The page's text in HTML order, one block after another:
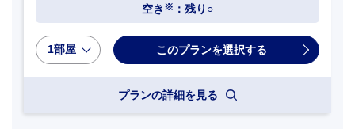
空き ※ ：残り○
1部屋
プランの詳細を見る